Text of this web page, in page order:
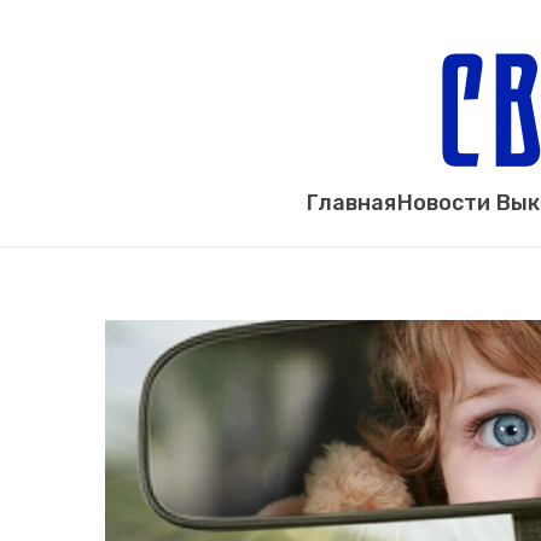
ГлавнаяНовости